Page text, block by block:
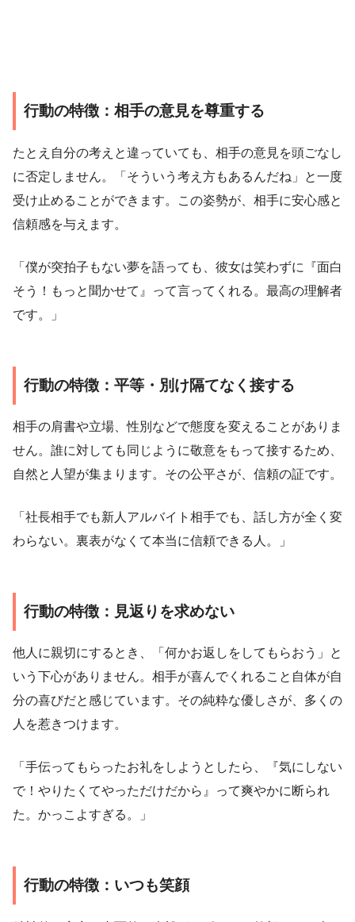
行動の特徴：相手の意見を尊重する
たとえ自分の考えと違っていても、相手の意見を頭ごなし
に否定しません。「そういう考え方もあるんだね」と一度
受け止めることができます。この姿勢が、相手に安心感と
信頼感を与えます。
「僕が突拍子もない夢を語っても、彼女は笑わずに『面白
そう！もっと聞かせて』って言ってくれる。最高の理解者
です。」
行動の特徴：平等・別け隔てなく接する
相手の肩書や立場、性別などで態度を変えることがありま
せん。誰に対しても同じように敬意をもって接するため、
自然と人望が集まります。その公平さが、信頼の証です。
「社長相手でも新人アルバイト相手でも、話し方が全く変
わらない。裏表がなくて本当に信頼できる人。」
行動の特徴：見返りを求めない
他人に親切にするとき、「何かお返しをしてもらおう」と
いう下心がありません。相手が喜んでくれること自体が自
分の喜びだと感じています。その純粋な優しさが、多くの
人を惹きつけます。
「手伝ってもらったお礼をしようとしたら、『気にしない
で！やりたくてやっただけだから』って爽やかに断られ
た。かっこよすぎる。」
行動の特徴：いつも笑顔